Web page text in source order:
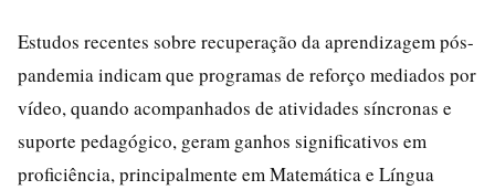
Estudos recentes sobre recuperação da aprendizagem pós-
pandemia indicam que programas de reforço mediados por
vídeo, quando acompanhados de atividades síncronas e
suporte pedagógico, geram ganhos significativos em
proficiência, principalmente em Matemática e Língua